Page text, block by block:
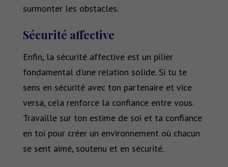
surmonter les obstacles.
Sécurité affective
Enfin, la sécurité affective est un pilier
fondamental d’une relation solide. Si tu te
sens en sécurité avec ton partenaire et vice
versa, cela renforce la confiance entre vous.
Travaille sur ton estime de soi et ta confiance
en toi pour créer un environnement où chacun
se sent aimé, soutenu et en sécurité.